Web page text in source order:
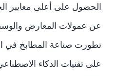
الحصول على أعلى معايير
تطورت صناعة المطابخ في
على تقنيات الذكاء